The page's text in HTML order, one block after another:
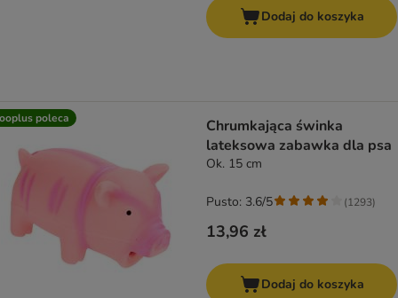
Dodaj do koszyka
poleca
Chrumkająca świnka
lateksowa zabawka dla psa
Ok. 15 cm
13,96 zł
Pusto: 3.6/5 (1293)
Dodaj do koszyka